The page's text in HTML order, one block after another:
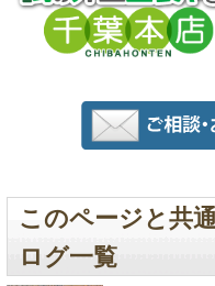
このページと共
ログ一覧